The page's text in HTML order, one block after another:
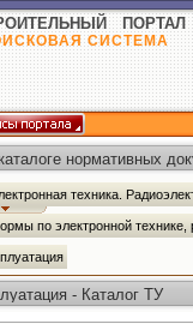
ПОРТАЛ
СИСТЕМА
нормативных
техника.
по электронной технике,
- Каталог ТУ